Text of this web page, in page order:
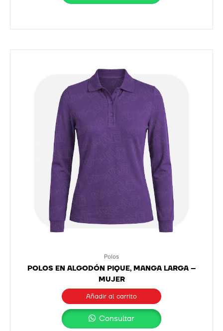
Polos
POLOS EN ALGODÓN PIQUE, MANGA LARGA –
MUJER
Añadir al carrito
Consultar